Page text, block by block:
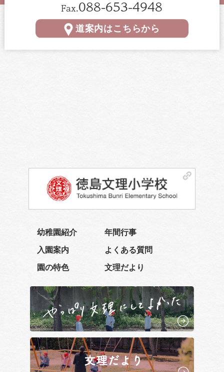
Fax.088-653-4948
道案内はこちらから
幼稚園紹介 年間行事
入園案内 よくある質問
園の特色 文理だより